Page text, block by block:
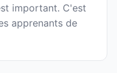
important. C'est
apprenants de